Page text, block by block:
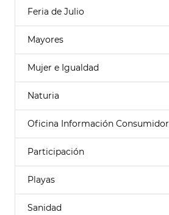
Feria de Julio
Mayores
Mujer e Igualdad
Naturia
Oficina Información Consumidor
Participación
Playas
Sanidad